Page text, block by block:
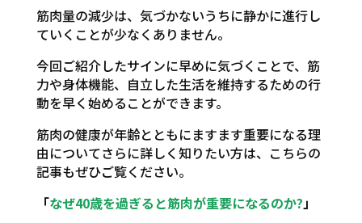
筋肉量の減少は、気づかないうちに静かに進行し
ていくことが少なくありません。
今回ご紹介したサインに早めに気づくことで、筋
力や身体機能、自立した生活を維持するための行
動を早く始めることができます。
筋肉の健康が年齢とともにますます重要になる理
由についてさらに詳しく知りたい方は、こちらの
記事もぜひご覧ください。
「なぜ40歳を過ぎると筋肉が重要になるのか?」